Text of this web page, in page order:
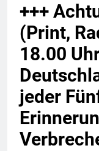
+++
(Print,
18.00
jeder